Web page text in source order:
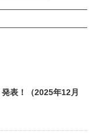
表！（2025年12月